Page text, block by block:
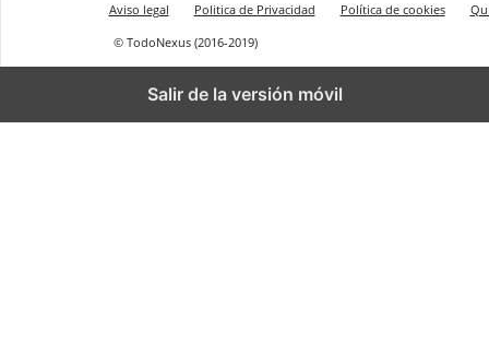
Aviso legal Politica de Privacidad Política de cookies
© TodoNexus (2016-2019)
Salir de la versión móvil